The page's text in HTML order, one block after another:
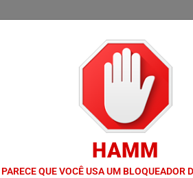
CONCURSOS
TOMAR A VACINA CONTRA SARAMPO
HAMM
PARECE QUE VOCÊ USA UM BLOQUEADOR